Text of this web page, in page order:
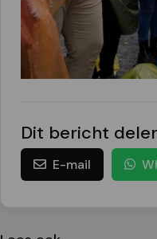
Dit bericht
E-mail